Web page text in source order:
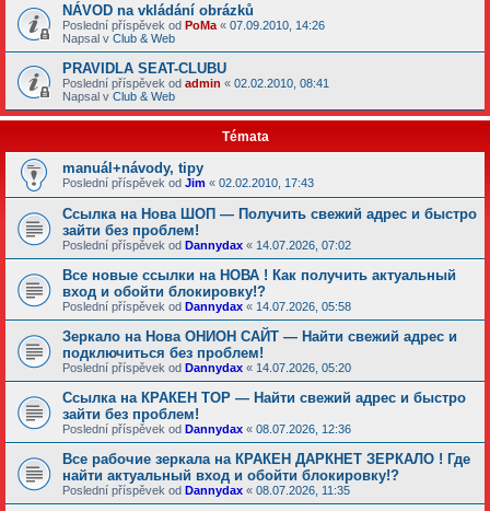
NÁVOD na vkládání obrázků
Poslední příspěvek od PoMa « 07.09.2010, 14:26
Napsal v Club & Web
PRAVIDLA SEAT-CLUBU
Poslední příspěvek od admin « 02.02.2010, 08:41
Napsal v Club & Web
Témata
manuál+návody, tipy
Poslední příspěvek od Jim « 02.02.2010, 17:43
Ссылка на Нова ШОП — Получить свежий адрес и быстро
зайти без проблем!
Poslední příspěvek od Dannydax « 14.07.2026, 07:02
Все новые ссылки на НОВА ! Как получить актуальный
вход и обойти блокировку!?
Poslední příspěvek od Dannydax « 14.07.2026, 05:58
Зеркало на Нова ОНИОН САЙТ — Найти свежий адрес и
подключиться без проблем!
Poslední příspěvek od Dannydax « 14.07.2026, 05:20
Ссылка на КРАКЕН ТОР — Найти свежий адрес и быстро
зайти без проблем!
Poslední příspěvek od Dannydax « 08.07.2026, 12:36
Все рабочие зеркала на КРАКЕН ДАРКНЕТ ЗЕРКАЛО ! Где
найти актуальный вход и обойти блокировку!?
Poslední příspěvek od Dannydax « 08.07.2026, 11:35